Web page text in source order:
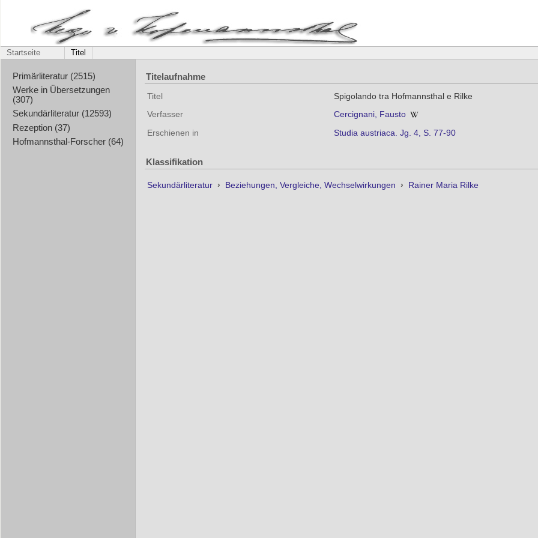
Startseite Titel
Primärliteratur (2515)
Werke in Übersetzungen
(307)
Sekundärliteratur (12593)
Rezeption (37)
Hofmannsthal-Forscher (64)
Titelaufnahme
Titel
Spigolando tra Hofmannsthal e Rilke
Verfasser
Cercignani, Fausto
Erschienen in
Studia austriaca. Jg. 4, S. 77-90
Klassifikation
Sekundärliteratur › Beziehungen, Vergleiche, Wechselwirkungen › Rainer Maria Rilke